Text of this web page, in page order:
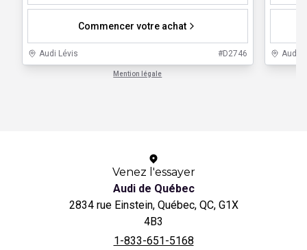
Commencer votre achat
Audi Lévis #D2746
Mention légale
Audi
Venez l'essayer
Audi de Québec
2834 rue Einstein, Québec, QC, G1X
4B3
1-833-651-5168